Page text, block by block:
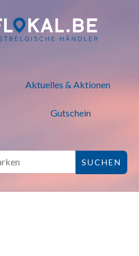
- Bei lokalen
Aktuelles & Aktionen
Gutschein